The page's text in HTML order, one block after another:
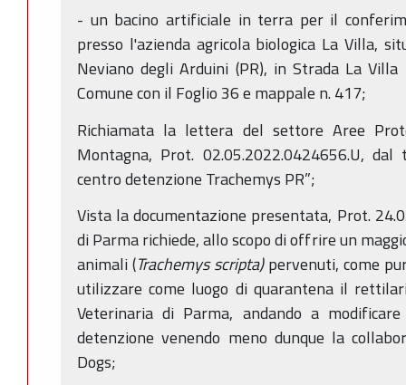
- un bacino artificiale in terra per il
presso l'azienda agricola biologica La Villa,
Neviano degli Arduini (PR), in Strada La
Comune con il Foglio 36 e mappale n. 417;
Richiamata la lettera del settore Aree
Montagna, Prot. 02.05.2022.0424656.U,
centro detenzione Trachemys PR”;
Vista la documentazione presentata, Prot.
di Parma richiede, allo scopo di offrire un
animali (Trachemys scripta)pervenuti, come
utilizzare come luogo di quarantena il
Veterinaria di Parma, andando a
detenzione venendo meno dunque la
Dogs;